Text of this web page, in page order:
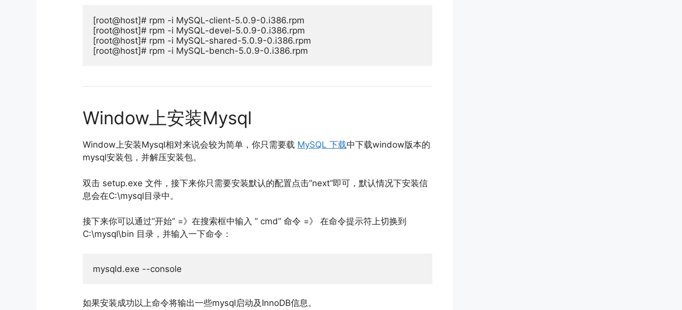
[root@host]# rpm -i MySQL-client-5.0.9-0.i386.rpm
[root@host]# rpm -i MySQL-devel-5.0.9-0.i386.rpm
[root@host]# rpm -i MySQL-shared-5.0.9-0.i386.rpm
[root@host]# rpm -i MySQL-bench-5.0.9-0.i386.rpm
Window上安装Mysql
Window上安装Mysql相对来说会较为简单，你只需要载 MySQL 下载中下载window版本的
mysql安装包，并解压安装包。
双击 setup.exe 文件，接下来你只需要安装默认的配置点击”next”即可，默认情况下安装信
息会在C:\mysql目录中。
接下来你可以通过”开始” =》在搜索框中输入 ” cmd” 命令 =》 在命令提示符上切换到
C:\mysql\bin 目录，并输入一下命令：
mysqld.exe --console
如果安装成功以上命令将输出一些mysql启动及InnoDB信息。